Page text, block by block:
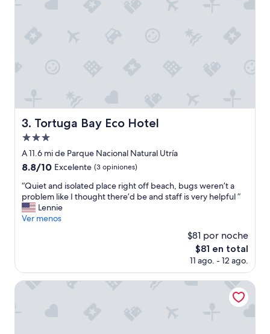
E
N
.
E
R
A
M
O
S
L
O
C
3. Tortuga Bay Eco Hotel
Tortuga Bay Eco Hotel
Propiedad
de
3.0
A 11.6 mi de Parque Nacional Natural Utría
8.8
10,
Excelente,
(3
opiniones)
8.8/10 Excelente (3 opiniones)
“
Q
u
i
d
i
“Quiet and isolated place right off beach, bugs weren’t a
problem like I thought there’d be and staff is very helpful ”
Lennie
Ver menos
$81 por noche
El
precio
es
$81 en total
11 ago. - 12 ago.
La Martina ecolodge